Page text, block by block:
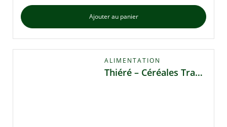
Ajouter au panier
ALIMENTATION
Thiéré – Céréales Traditionnelles de Mil